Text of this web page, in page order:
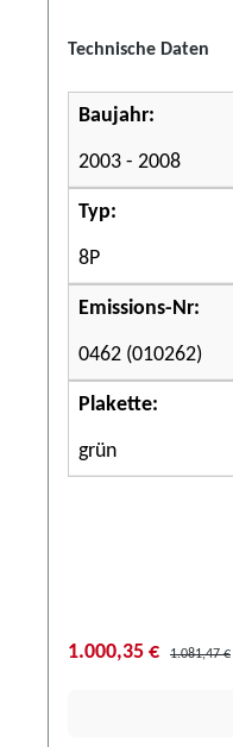
Technische Daten
Baujahr:
2003 - 2008
Typ:
8P
Emissions-Nr:
0462 (010262)
Plakette:
grün
1.000,35 € 1.081,47 €